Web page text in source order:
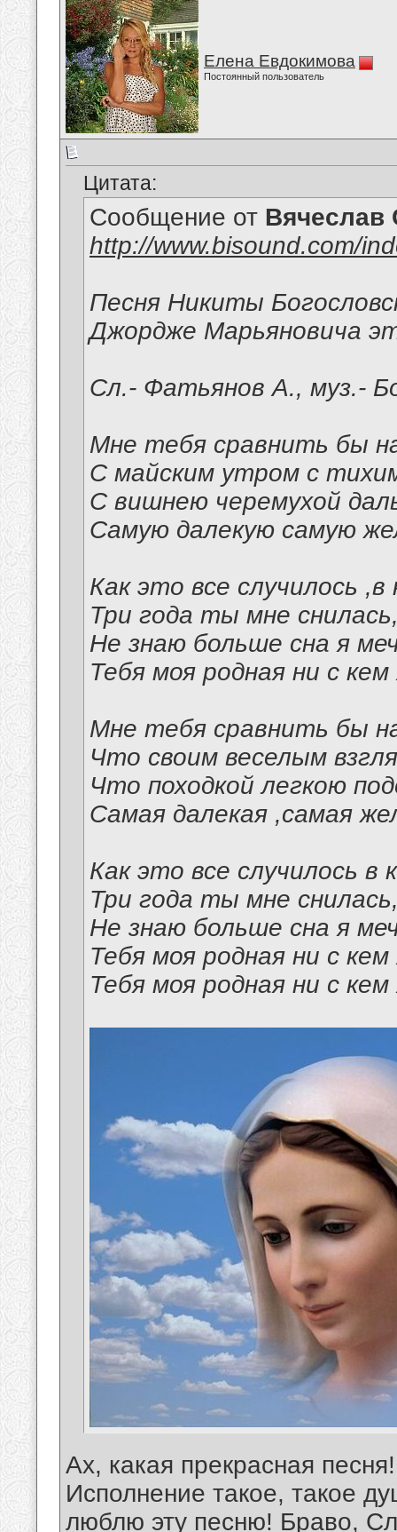
Елена Евдокимова
Постоянный пользователь
Цитата:
Сообщение от Вячеслав
http://www.bisound.com/
Песня Никиты
Джордже Марьяновича
Сл.- Фатьянов А., муз.-
Мне тебя сравнить бы
С майским утром с
С вишнею черемухой
Самую далекую самую
Как это все случилось ,в
Три года ты мне
Не знаю больше сна я
Тебя моя родная ни с
Мне тебя сравнить бы
Что своим веселым
Что походкой легкою
Самая далекая ,самая
Как это все случилось в
Три года ты мне
Не знаю больше сна я
Тебя моя родная ни с
Тебя моя родная ни с
Ах, какая прекрасная
Исполнение такое, такое
люблю эту песню! Браво,